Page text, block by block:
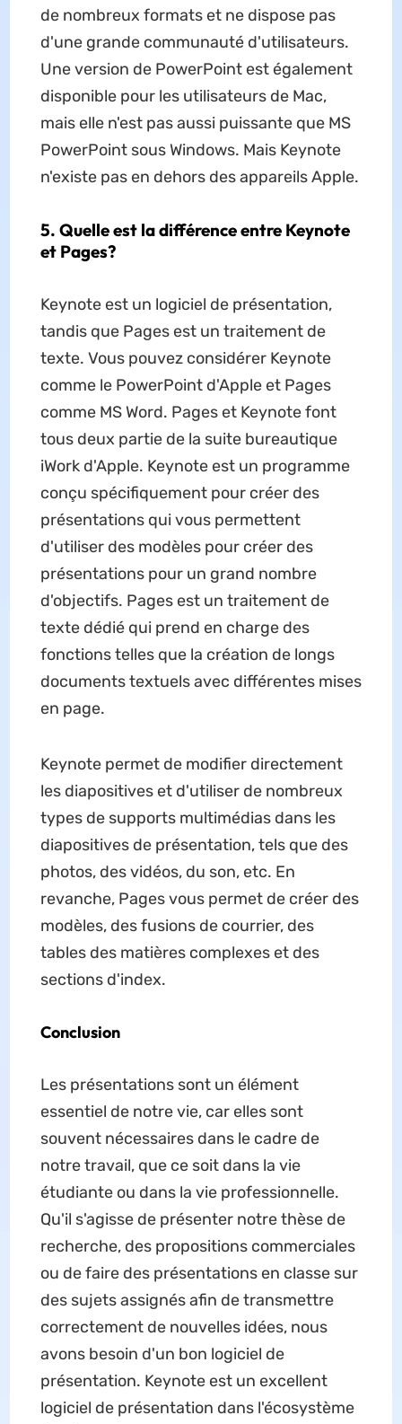
de nombreux formats et ne dispose pas
d'une grande communauté d'utilisateurs.
Une version de PowerPoint est également
disponible pour les utilisateurs de Mac,
mais elle n'est pas aussi puissante que MS
PowerPoint sous Windows. Mais Keynote
n'existe pas en dehors des appareils Apple.
5. Quelle est la différence entre Keynote
et Pages?
Keynote est un logiciel de présentation,
tandis que Pages est un traitement de
texte. Vous pouvez considérer Keynote
comme le PowerPoint d'Apple et Pages
comme MS Word. Pages et Keynote font
tous deux partie de la suite bureautique
iWork d'Apple. Keynote est un programme
conçu spécifiquement pour créer des
présentations qui vous permettent
d'utiliser des modèles pour créer des
présentations pour un grand nombre
d'objectifs. Pages est un traitement de
texte dédié qui prend en charge des
fonctions telles que la création de longs
documents textuels avec différentes mises
en page.
Keynote permet de modifier directement
les diapositives et d'utiliser de nombreux
types de supports multimédias dans les
diapositives de présentation, tels que des
photos, des vidéos, du son, etc. En
revanche, Pages vous permet de créer des
modèles, des fusions de courrier, des
tables des matières complexes et des
sections d'index.
Conclusion
Les présentations sont un élément
essentiel de notre vie, car elles sont
souvent nécessaires dans le cadre de
notre travail, que ce soit dans la vie
étudiante ou dans la vie professionnelle.
Qu'il s'agisse de présenter notre thèse de
recherche, des propositions commerciales
ou de faire des présentations en classe sur
des sujets assignés afin de transmettre
correctement de nouvelles idées, nous
avons besoin d'un bon logiciel de
présentation. Keynote est un excellent
logiciel de présentation dans l'écosystème